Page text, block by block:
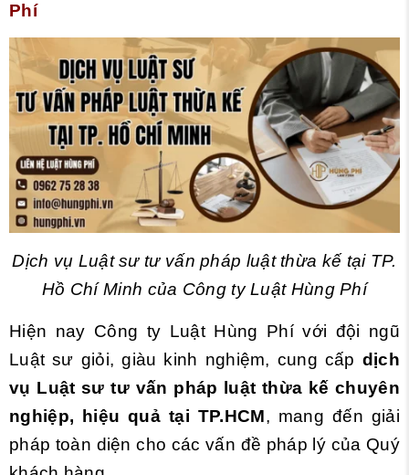
Phí
Dịch vụ Luật sư tư vấn pháp luật thừa kế tại TP.
Hồ Chí Minh của Công ty Luật Hùng Phí
Hiện nay Công ty Luật Hùng Phí với đội ngũ
Luật sư giỏi, giàu kinh nghiệm, cung cấp dịch
vụ Luật sư tư vấn pháp luật thừa kế chuyên
nghiệp, hiệu quả tại TP.HCM, mang đến giải
pháp toàn diện cho các vấn đề pháp lý của Quý